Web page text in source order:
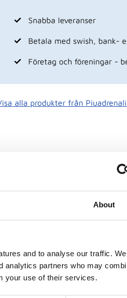
About
and to analyse our traffic.
analytics partners who may
your use of their services.
alla produkter från
Snabba leveranser
Betala med swish, bank-
Företag och föreningar -